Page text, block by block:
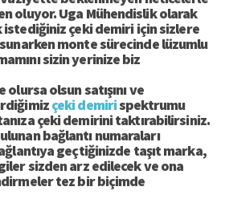
oluyor. Uga Mühendislik olarak
istediğiniz çeki demiri için sizlere
monte sürecinde lüzumlu
sizin yerinize biz
olursa olsun satışını ve
çeki demirispektrumu
çeki demirini taktırabilirsiniz.
bağlantı numaraları
geçtiğinizde taşıt marka,
sizden arz edilecek ve ona
tez bir biçimde